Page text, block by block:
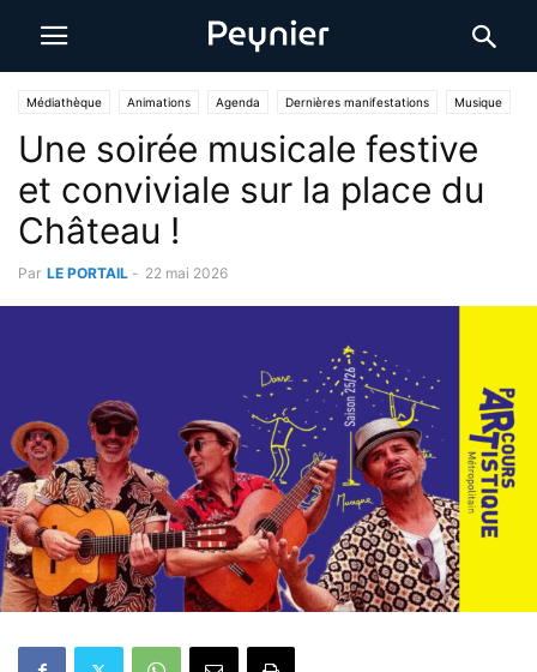
Médiathèque Animations Agenda Dernières manifestations Musique
Une soirée musicale festive
et conviviale sur la place du
Château !
Par LE PORTAIL - 22 mai 2026